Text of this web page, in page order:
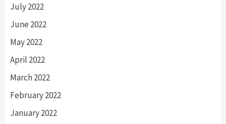
July 2022
June 2022
May 2022
April 2022
March 2022
February 2022
January 2022